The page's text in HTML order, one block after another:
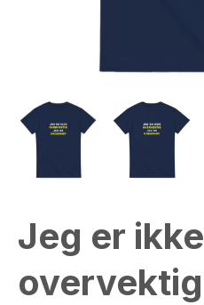
Jeg er ikke
overvektig